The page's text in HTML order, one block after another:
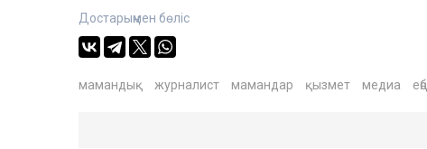
Достарыңмен бөліс
мамандық журналист мамандар қызмет медиа